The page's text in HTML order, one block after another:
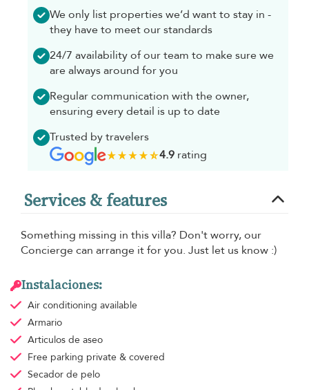
We only list properties we’d want to stay in -
they have to meet our standards
24/7 availability of our team to make sure we
are always around for you
Regular communication with the owner,
ensuring every detail is up to date
Trusted by travelers
4.9rating
Services & features
Something missing in this villa? Don't worry, our
Concierge can arrange it for you. Just let us know :)
Instalaciones:
Air conditioning available
Armario
Articulos de aseo
Free parking private & covered
Secador de pelo